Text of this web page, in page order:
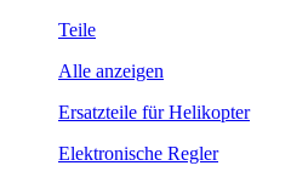
Teile
Alle anzeigen
Ersatzteile für Helikopter
Elektronische Regler